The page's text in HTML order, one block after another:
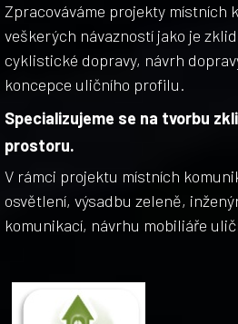
Zpracováváme projekty místních
veškerých návazností jako je
cyklistické dopravy, návrh
koncepce uličního profilu.
Specializujeme se na tvorbu
prostoru.
V rámci projektu místních
osvětlení, výsadbu zeleně,
komunikací, návrhu mobiliáře